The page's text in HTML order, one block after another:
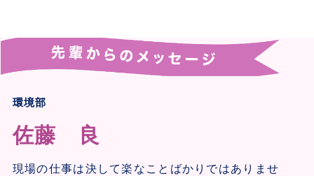
環境部
佐藤 良
現場の仕事は決して楽なことばかりではありませ